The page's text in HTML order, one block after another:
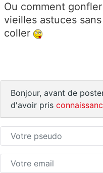
Ou comment
vieilles astuces
coller
Bonjour, avant de
d'avoir pris